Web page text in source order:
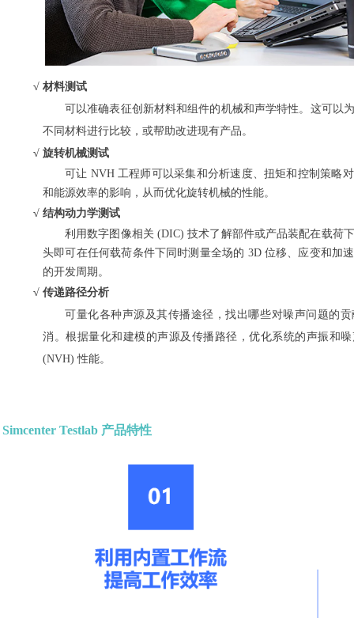
√ 材料测试
可以准确表征创新材料和组件的机械和声学特性。这可以
不同材料进行比较，或帮助改进现有产品。
√ 旋转机械测试
可让 NVH 工程师可以采集和分析速度、扭矩和控制策略
和能源效率的影响，从而优化旋转机械的性能。
√ 结构动力学测试
利用数字图像相关 (DIC) 技术了解部件或产品装配在载荷
头即可在任何载荷条件下同时测量全场的 3D 位移、应变和加
的开发周期。
√ 传递路径分析
可量化各种声源及其传播途径，找出哪些对噪声问题的
消。根据量化和建模的声源及传播路径，优化系统的声振和
(NVH) 性能。
Simcenter Testlab 产品特性